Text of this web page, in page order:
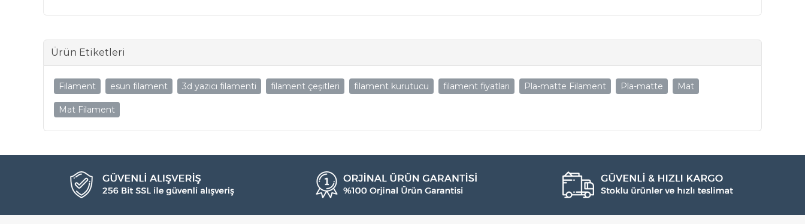
Ürün Etiketleri
Filament esun filament 3d yazıcı filamenti filament çeşitleri filament kurutucu filament fiyatları Pla-matte Filament Pla-matte Mat
Mat Filament